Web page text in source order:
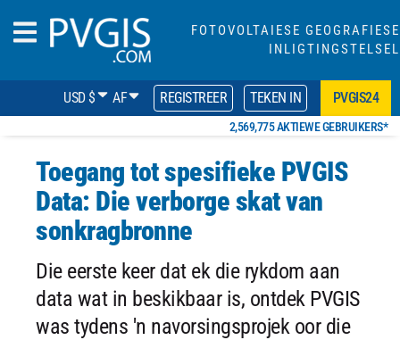
FOTOVOLTAIESE GEOGRAFIESE
INLIGTINGSTELSEL
USD $ AF REGISTREER TEKEN IN PVGIS24
2,569,775 AKTIEWE GEBRUIKERS*
Toegang tot spesifieke PVGIS
Data: Die verborge skat van
sonkragbronne
Die eerste keer dat ek die rykdom aan
data wat in beskikbaar is, ontdek PVGIS
was tydens 'n navorsingsprojek oor die